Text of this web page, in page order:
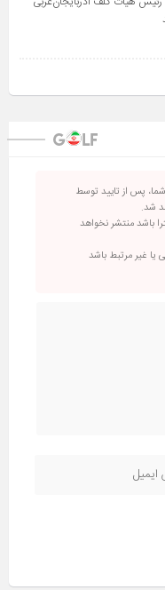
پس از تایید توسط
شد.
باشد منتشر نخواهد
یا غیر مرتبط باشد